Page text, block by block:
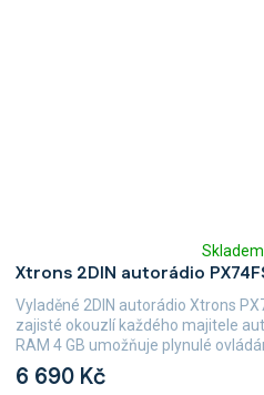
Xtrons 2DIN autorádio
hodnocení
produktu
je
5,0
5
Skladem
6 690 Kč
Vyladěné 2DIN autorádio Xtrons
zajisté okouzlí každého majitele
RAM 4 GB umožňuje plynulé